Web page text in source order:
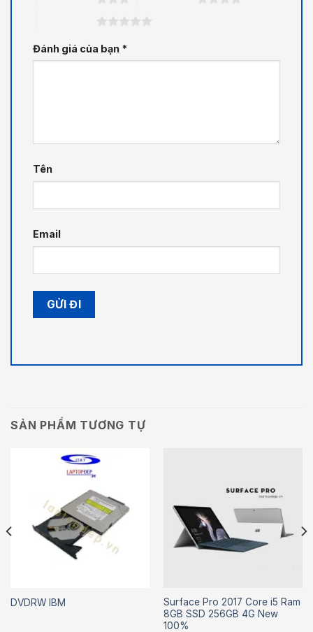
Đánh giá của bạn *
Tên
Email
SẢN PHẨM TƯƠNG TỰ
DVDRW IBM
Surface Pro 2017 Core i5 Ram
8GB SSD 256GB 4G New
100%